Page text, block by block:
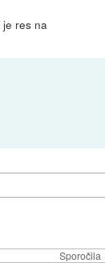
je res na
Sporočila